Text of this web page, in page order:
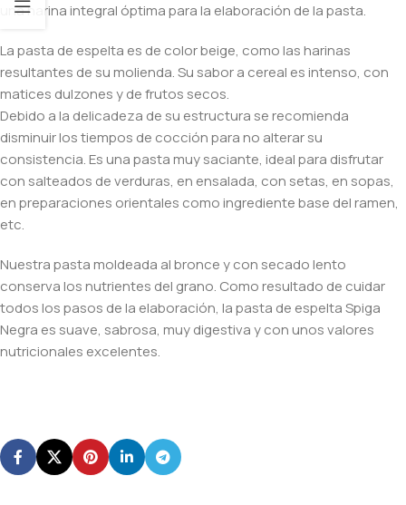
una harina integral óptima para la elaboración de la pasta.
La pasta de espelta es de color beige, como las harinas
resultantes de su molienda. Su sabor a cereal es intenso, con
matices dulzones y de frutos secos.
Debido a la delicadeza de su estructura se recomienda
disminuir los tiempos de cocción para no alterar su
consistencia. Es una pasta muy saciante, ideal para disfrutar
con salteados de verduras, en ensalada, con setas, en sopas,
en preparaciones orientales como ingrediente base del ramen,
etc.
Nuestra pasta moldeada al bronce y con secado lento
conserva los nutrientes del grano. Como resultado de cuidar
todos los pasos de la elaboración, la pasta de espelta Spiga
Negra es suave, sabrosa, muy digestiva y con unos valores
nutricionales excelentes.